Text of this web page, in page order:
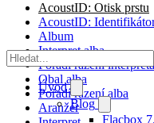
Úvod
Blog
Flacbox
AcoustID: Otisk prstu
AcoustID:
Album
Interpret alba
Pořadí řazení
Obal alba
Pořadí řazení alba
Aranžér